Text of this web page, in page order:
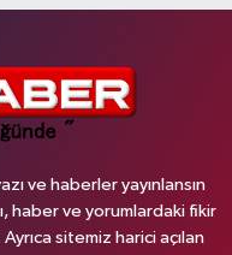
ve haberler yayınlansın
haber ve yorumlardaki fikir
sitemiz harici açılan